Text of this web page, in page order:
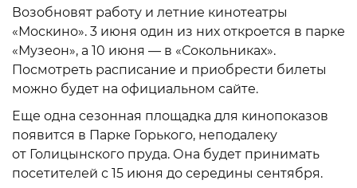
Возобновят работу и летние кинотеатры
«Москино». 3 июня один из них откроется в парке
«Музеон», а 10 июня — в «Сокольниках».
Посмотреть расписание и приобрести билеты
можно будет на официальном сайте.
Еще одна сезонная площадка для кинопоказов
появится в Парке Горького, неподалеку
от Голицынского пруда. Она будет принимать
посетителей с 15 июня до середины сентября.